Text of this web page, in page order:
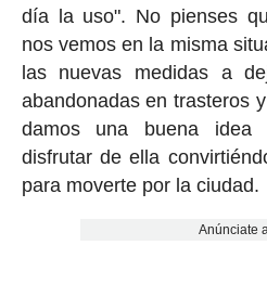
día la uso". No pienses
nos vemos en la misma
las nuevas medidas a
abandonadas en trasteros
damos una buena
disfrutar de ella
para moverte por la ciudad.
Anúnciate